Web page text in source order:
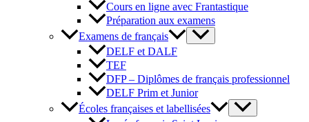
Cours en ligne avec Frantastique
Préparation aux examens
Examens de français
DELF et DALF
TEF
DFP – Diplômes de français professionnel
DELF Prim et Junior
Écoles françaises et labellisées